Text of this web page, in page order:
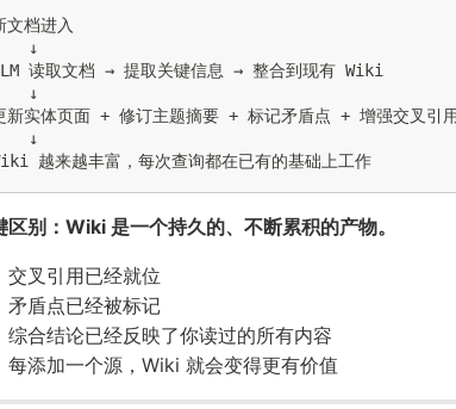
文档进入
↓
读取文档 → 提取关键信息 → 整合到现有 Wiki
↓
新实体页面 + 修订主题摘要 + 标记矛盾点 + 增强交叉引用
↓
区别：Wiki 是一个持久的、不断累积的产物。
交叉引用已经就位
矛盾点已经被标记
综合结论已经反映了你读过的所有内容
每添加一个源，Wiki 就会变得更有价值